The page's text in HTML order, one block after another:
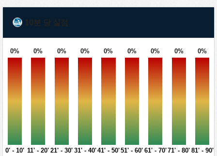
10분 당 실점
0% 0% 0% 0% 0% 0% 0% 0% 0%
0' - 10' 11' - 20' 21' - 30' 31' - 40'41' - 50'51' - 60' 61' - 70'71' - 80' 81' - 90'